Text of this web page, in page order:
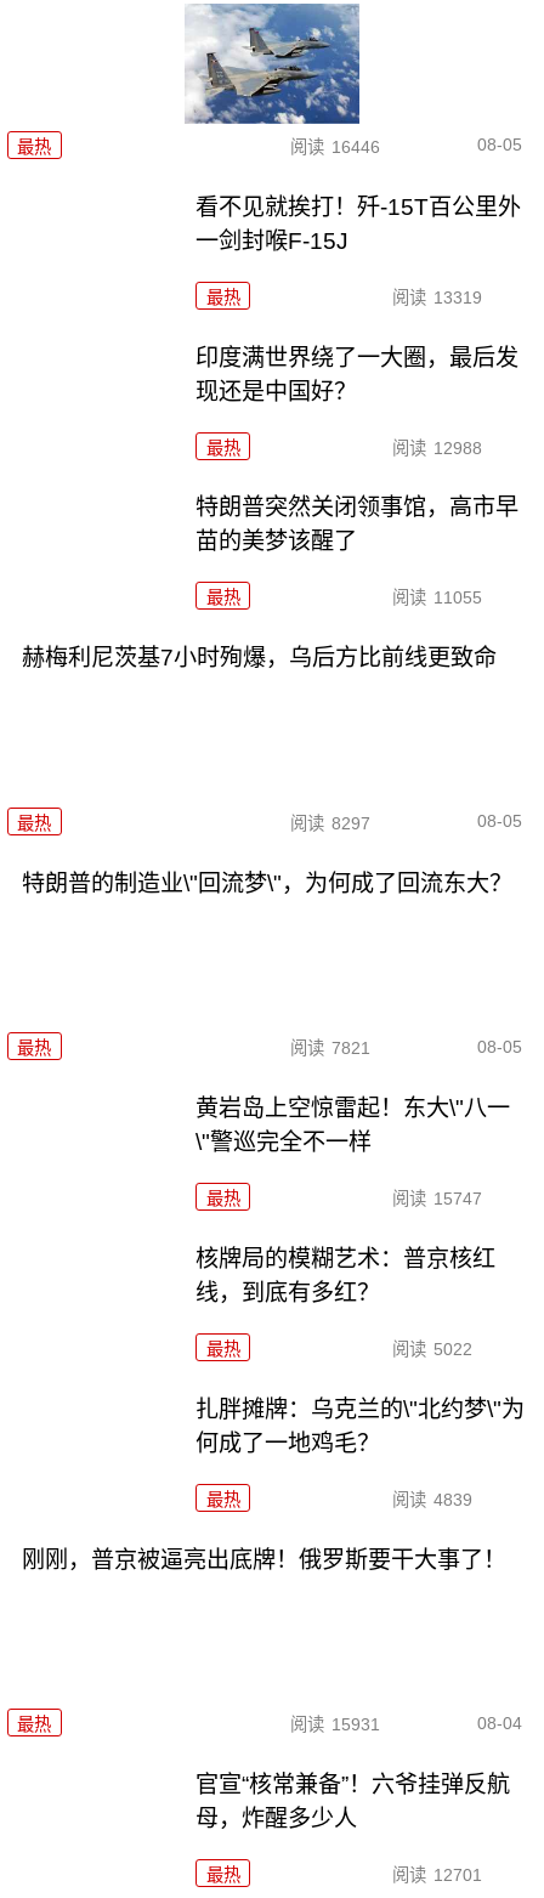
最热 阅读 16446 08-05
看不见就挨打！歼-15T百公里外
一剑封喉F-15J
最热 阅读 13319
印度满世界绕了一大圈，最后发
现还是中国好？
最热 阅读 12988
特朗普突然关闭领事馆，高市早
苗的美梦该醒了
最热 阅读 11055
赫梅利尼茨基7小时殉爆，乌后方比前线更致命
最热 阅读 8297 08-05
特朗普的制造业\"回流梦\"，为何成了回流东大？
最热 阅读 7821 08-05
黄岩岛上空惊雷起！东大\"八一
\"警巡完全不一样
最热 阅读 15747
核牌局的模糊艺术：普京核红
线，到底有多红？
最热 阅读 5022
扎胖摊牌：乌克兰的\"北约梦\"为
何成了一地鸡毛？
最热 阅读 4839
刚刚，普京被逼亮出底牌！俄罗斯要干大事了！
最热 阅读 15931 08-04
官宣“核常兼备”！六爷挂弹反航
母，炸醒多少人
最热 阅读 12701